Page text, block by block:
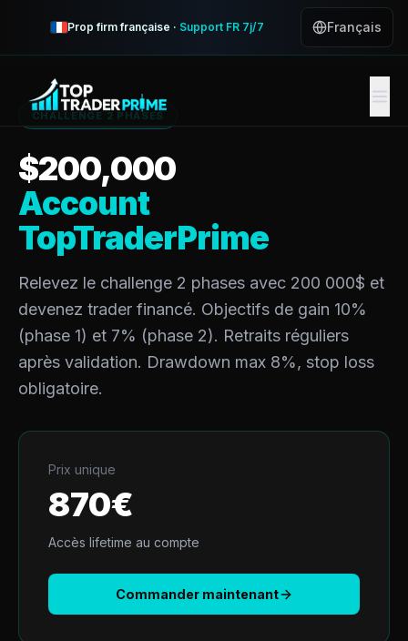
Prop firm française · Support FR 7j/7 Français
Challenge 2 Phases
CHALLENGE 2 PHASES
$200,000
Account
TopTraderPrime
Relevez le challenge 2 phases avec 200 000$ et
devenez trader financé. Objectifs de gain 10%
(phase 1) et 7% (phase 2). Retraits réguliers
après validation. Drawdown max 8%, stop loss
obligatoire.
Prix unique
870€
Accès lifetime au compte
Commander maintenant